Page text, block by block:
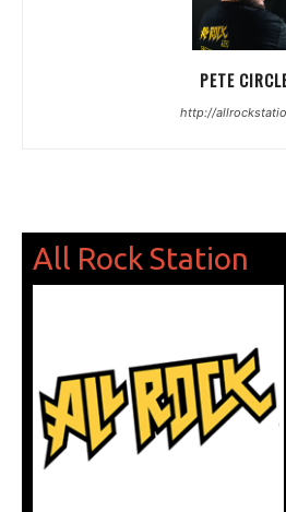
PETE
http://